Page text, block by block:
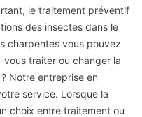
le traitement préventif
des insectes dans le
charpentes vous pouvez
traiter ou changer la
Notre entreprise en
service. Lorsque la
choix entre traitement ou